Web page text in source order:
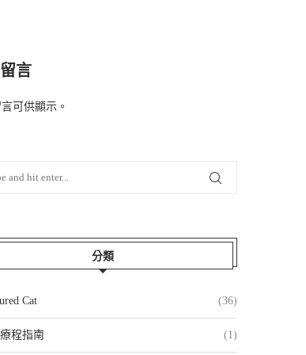
言
可供顯示。
分類
Cat (36)
程指南 (1)